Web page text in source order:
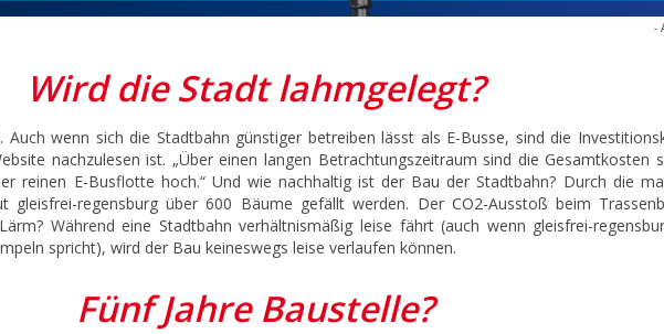
-
Wird die Stadt lahmgelegt?
Auch wenn sich die Stadtbahn günstiger betreiben lässt als E-Busse, sind die
nachzulesen ist. „Über einen langen Betrachtungszeitraum sind die Gesamtkosten
reinen E-Busflotte hoch.“ Und wie nachhaltig ist der Bau der Stadtbahn? Durch die
gleisfrei-regensburg über 600 Bäume gefällt werden. Der CO2-Ausstoß beim
Während eine Stadtbahn verhältnismäßig leise fährt (auch wenn gleisfrei-
spricht), wird der Bau keineswegs leise verlaufen können.
Fünf Jahre Baustelle?